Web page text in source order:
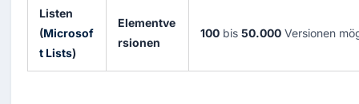
Listen
(Microsof
t Lists)
Elementve
rsionen
100 bis 50.000 Versionen